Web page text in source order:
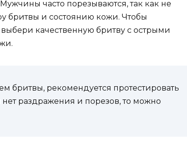
часто порезываются, так как не
бритвы и состоянию кожи. Чтобы
качественную бритву с острыми
бритвы, рекомендуется протестировать
раздражения и порезов, то можно